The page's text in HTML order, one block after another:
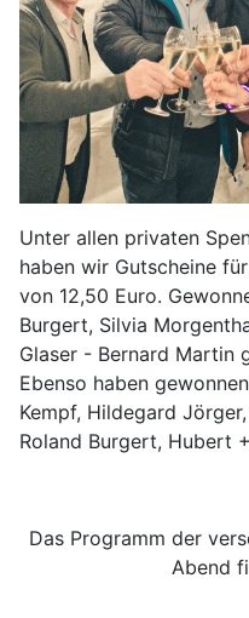
Unter allen privaten
haben wir Gutscheine
von 12,50 Euro.
Burgert, Silvia
Glaser - Bernard Martin
Ebenso haben
Kempf, Hildegard
Roland Burgert, Hubert
Das Programm der
Abend